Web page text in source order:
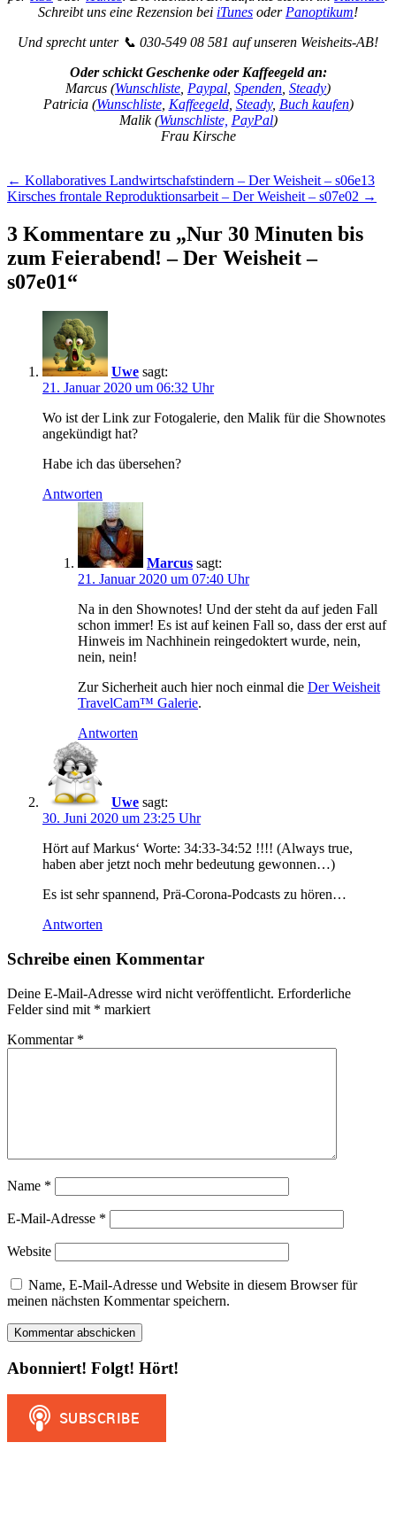
Schreibt uns eine Rezension bei iTunes oder Panoptikum!
Und sprecht unter 📞 030-549 08 581 auf unseren Weisheits-AB!
Oder schickt Geschenke oder Kaffeegeld an:
Marcus (Wunschliste Paypal Spenden Steady)
Patricia (Wunschliste, Kaffeegeld, Steady, Buch kaufen)
Malik (Wunschliste, PayPal)
Frau Kirsche
Beitragsnavigation
← Kollaboratives Landwirtschafstindern – Der Weisheit – s06e13
Kirsches frontale Reproduktionsarbeit – Der Weisheit – s07e02 →
3 Kommentare zu „Nur 30 Minuten bis
zum Feierabend! – Der Weisheit –
s07e01“
Uwe sagt:
21. Januar 2020 um 06:32 Uhr
Wo ist der Link zur Fotogalerie, den Malik für die Shownotes
angekündigt hat?
Habe ich das übersehen?
Antworten
Marcus sagt:
21. Januar 2020 um 07:40 Uhr
Na in den Shownotes! Und der steht da auf jeden Fall
schon immer! Es ist auf keinen Fall so, dass der erst auf
Hinweis im Nachhinein reingedoktert wurde, nein,
nein, nein!
Zur Sicherheit auch hier noch einmal die Der Weisheit
TravelCam™ Galerie.
Antworten
Uwe sagt:
30. Juni 2020 um 23:25 Uhr
Hört auf Markus‘ Worte: 34:33-34:52 !!!! (Always true,
haben aber jetzt noch mehr bedeutung gewonnen…)
Es ist sehr spannend, Prä-Corona-Podcasts zu hören…
Antworten
Schreibe einen Kommentar
Deine E-Mail-Adresse wird nicht veröffentlicht. Erforderliche
Felder sind mit * markiert
Kommentar *
Name *
E-Mail-Adresse *
Website
Name, E-Mail-Adresse und Website in diesem Browser für
meinen nächsten Kommentar speichern.
Abonniert! Folgt! Hört!